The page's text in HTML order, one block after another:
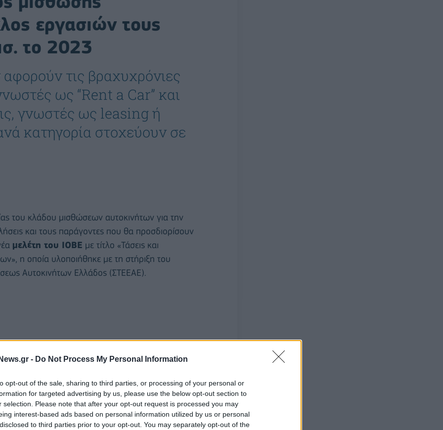
- Do Not Process My Personal Information
opt-out of the sale, sharing to third parties, or processing of your personal or
for targeted advertising by us, please use the below opt-out section to
selection. Please note that after your opt-out request is processed you may
interest-based ads based on personal information utilized by us or personal
to third parties prior to your opt-out. You may separately opt-out of the
εργασιών τους
το 2023
τις βραχυχρόνιες
ως “Rent a Car” και
γνωστές ως leasing ή
κατηγορία στοχεύουν σε
του κλάδου μισθώσεων αυτοκινήτων για την
και τους παράγοντες που θα προσδιορίσουν
μελέτη του ΙΟΒΕ με τίτλο «Τάσεις και
η οποία υλοποιήθηκε με τη στήριξη του
Αυτοκινήτων Ελλάδος (ΣΤΕΕΑΕ).